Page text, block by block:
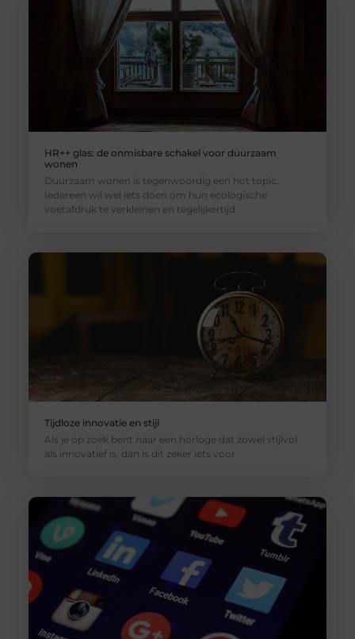
HR++ glas: de onmisbare schakel voor duurzaam
wonen
Duurzaam wonen is tegenwoordig een hot topic.
Iedereen wil wel iets doen om hun ecologische
voetafdruk te verkleinen en tegelijkertijd
Tijdloze innovatie en stijl
Als je op zoek bent naar een horloge dat zowel stijlvol
als innovatief is, dan is dit zeker iets voor